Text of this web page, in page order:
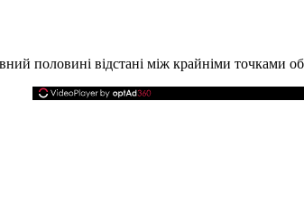
половині відстані між крайніми точками